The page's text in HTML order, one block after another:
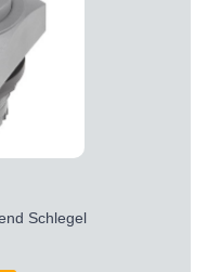
Schlegel